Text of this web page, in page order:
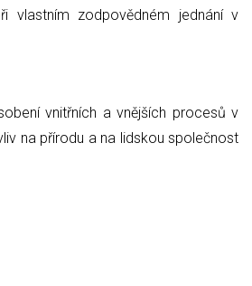
vlastním zodpovědném jednání v
vnitřních a vnějších procesů v
na přírodu a na lidskou společnost